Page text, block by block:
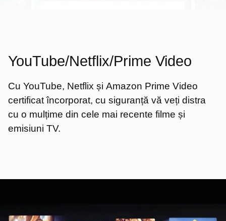
YouTube/Netflix/Prime Video
Cu YouTube, Netflix și Amazon Prime Video
certificat încorporat, cu siguranță vă veți distra
cu o mulțime din cele mai recente filme și
emisiuni TV.